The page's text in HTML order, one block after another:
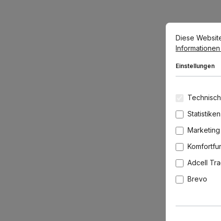
Cookie-
Diese Website
Diese
Informationen
Einstellungen
Statistiken
Marketing
Adcell
Brevo